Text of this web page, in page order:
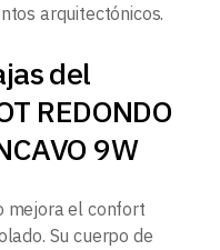
arquitectónicos.
del
REDONDO
9W
mejora el confort
Su cuerpo de